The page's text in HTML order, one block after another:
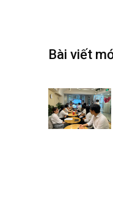
Bài viết